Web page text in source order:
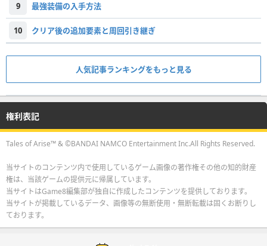
9 最強装備の入手方法
10 クリア後の追加要素と周回引き継ぎ
人気記事ランキングをもっと見る
権利表記
Tales of Arise™ & ©BANDAI NAMCO Entertainment Inc.All Rights Reserved.
当サイトのコンテンツ内で使用しているゲーム画像の著作権その他の知的財産
権は、当該ゲームの提供元に帰属しています。
当サイトはGame8編集部が独自に作成したコンテンツを提供しております。
当サイトが掲載しているデータ、画像等の無断使用・無断転載は固くお断りし
ております。